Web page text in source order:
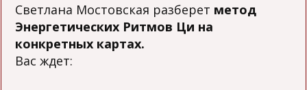
Светлана Мостовская разберет метод
Энергетических Ритмов Ци на
конкретных картах.
Вас ждет: